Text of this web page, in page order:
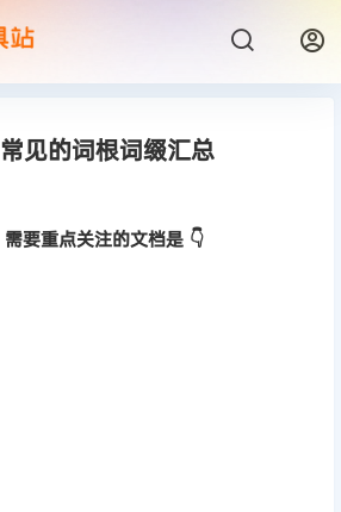
见的词根词缀汇总
要重点关注的文档是 👇